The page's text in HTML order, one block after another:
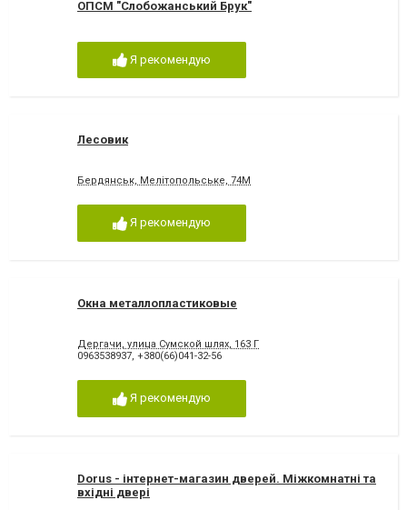
ОПСМ "Слобожанський Брук"
Я рекомендую
Лесовик
Бердянськ, Мелітопольське, 74М
Я рекомендую
Окна металлопластиковые
Дергачи, улица Сумской шлях, 163 Г
0963538937, +380(66)041-32-56
Я рекомендую
Dorus - інтернет-магазин дверей. Міжкомнатні та
вхідні двері